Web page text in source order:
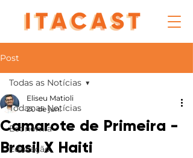
Post
Todas as Notícias
Economia
Educação
Todas as Notícias
Camarote de Primeira -
Brasil X Haiti
Eliseu Matioli
20 de jun.